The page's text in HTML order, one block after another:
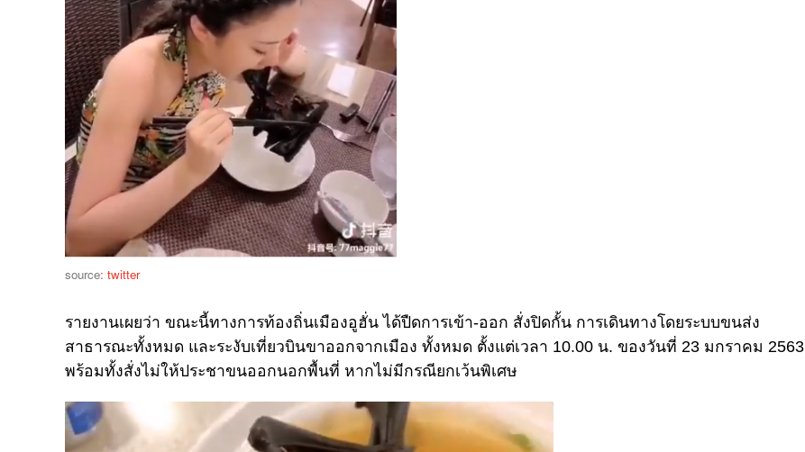
source: twitter
รายงานเผยว่า ขณะนี้ทางการท้องถิ่นเมืองอูฮั่น ได้ปืดการเข้า-ออก สั่งปิดกั้น การเดินทางโดยระบบขนส่ง
สาธารณะทั้งหมด และระงับเที่ยวบินขาออกจากเมือง ทั้งหมด ตั้งแต่เวลา 10.00 น. ของวันที่ 23 มกราคม 2563
พร้อมทั้งสั่งไม่ให้ประชาขนออกนอกพื้นที่ หากไม่มีกรณียกเว้นพิเศษ